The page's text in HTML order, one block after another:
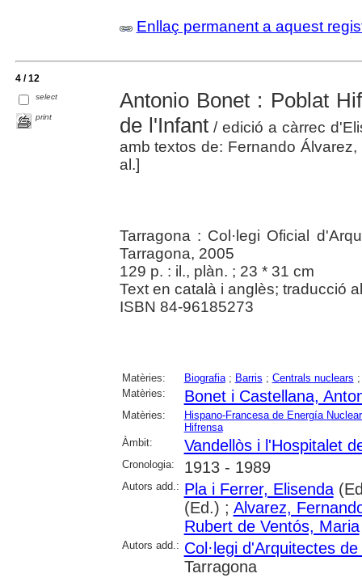
Enllaç permanent a aquest
4 / 12
select
print
Antonio Bonet : Poblat
de l'Infant/ edició a càrrec
amb textos de: Fernando
al.]
Tarragona : Col·legi Oficial
Tarragona, 2005
129 p. : il., plàn. ; 23 * 31 cm
Text en català i anglès; traducció
ISBN 84-96185273
Matèries: Biografia; Barris ; Centrals nuclears
Matèries:
Bonet i Castellana,
Matèries:
Hispano-Francesa de Energía
Hifrensa
Àmbit:
Vandellòs i l'Hospitalet
Cronologia: 1913 - 1989
Autors add.: Pla i Ferrer, Elisenda
(Ed.) ; Alvarez,
Rubert de Ventós, Maria
Autors add.: Col·legi d'Arquitectes
Tarragona